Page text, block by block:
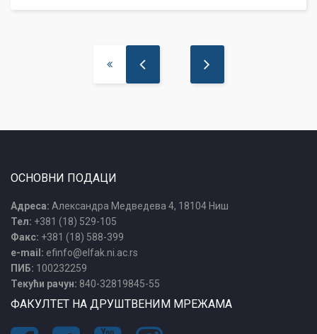
ОСНОВНИ ПОДАЦИ
Адреса: Александра Медведева 4, 18104 Ниш
Тел: +381 (18) 529-105
Факс: +381 (18) 588-399
e-mail: efinfo@elfak.ni.ac.rs
ПИБ: 100232259
Текући рачун: 840-32819845-55
ФАКУЛТЕТ НА ДРУШТВЕНИМ МРЕЖАМА